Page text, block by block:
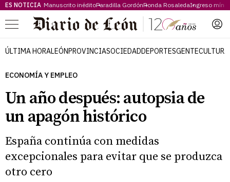
ES NOTICIA Manuscrito inéditoParadilla GordónRonda RosaledaIngreso
Menú
ÚLTIMA HORALEÓNPROVINCIASOCIEDADDEPORTESGENTECULTURA
ECONOMÍA Y EMPLEO
Un año después: autopsia de
un apagón histórico
España continúa con medidas
excepcionales para evitar que se produzca
otro cero